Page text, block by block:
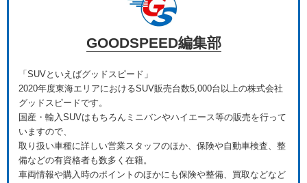
GOODSPEED編集部
「SUVといえばグッドスピード」
2020年度東海エリアにおけるSUV販売台数5,000台以上の株式会社
グッドスピードです。
国産・輸入SUVはもちろんミニバンやハイエース等の販売を行って
いますので、
取り扱い車種に詳しい営業スタッフのほか、保険や自動車検査、整
備などの有資格者も数多く在籍。
車両情報や購入時のポイントのほかにも保険や整備、買取などなど